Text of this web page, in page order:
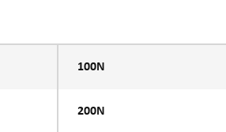
100N
200N